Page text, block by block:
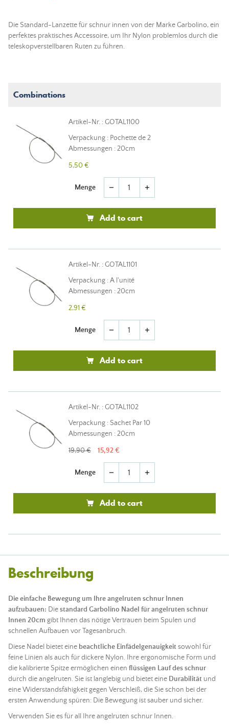
Die Standard-Lanzette für schnur innen von der Marke Garbolino, ein
perfektes praktisches Accessoire, um Ihr Nylon problemlos durch die
teleskopverstellbaren Ruten zu führen.
Combinations
Artikel-Nr. : GOTAL1100
Verpackung : Pochette de 2
Abmessungen : 20cm
5,50 €
Menge remove add
Add to cart
Artikel-Nr. : GOTAL1101
Verpackung : A l'unité
Abmessungen : 20cm
2,91 €
Menge remove add
Add to cart
Artikel-Nr. : GOTAL1102
Verpackung : Sachet Par 10
Abmessungen : 20cm
19,90 € 15,92 €
Menge remove add
Add to cart
Beschreibung
Die einfache Bewegung um Ihre angelruten schnur Innen
aufzubauen: Diestandard Garbolino Nadel für angelruten schnur
Innen 20cm gibt Ihnen das nötige Vertrauen beim Spulen und
schnellen Aufbauen vor Tagesanbruch.
Diese Nadel bietet eine beachtliche Einfädelgenauigkeitsowohl für
feine Linien als auch für dickere Nylon. Ihre ergonomische Form und
die kalibrierte Spitze ermöglichen einen flüssigen Lauf des schnur
durch die angelruten. Sie ist langlebig und bietet eine Durabilität und
eine Widerstandsfähigkeit gegen Verschleiß, die Sie schon bei der
ersten Anwendung spüren: Die Bewegung ist sauber und sicher.
Verwenden Sie es für all Ihre angelruten schnur Innen.